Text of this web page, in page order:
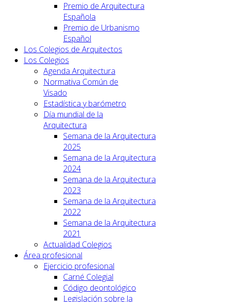
Premio de Arquitectura
Española
Premio de Urbanismo
Español
Los Colegios de Arquitectos
Los Colegios
Agenda Arquitectura
Normativa Común de
Visado
Estadística y barómetro
Día mundial de la
Arquitectura
Semana de la Arquitectura
2025
Semana de la Arquitectura
2024
Semana de la Arquitectura
2023
Semana de la Arquitectura
2022
Semana de la Arquitectura
2021
Actualidad Colegios
Área profesional
Ejercicio profesional
Carné Colegial
Código deontológico
Legislación sobre la